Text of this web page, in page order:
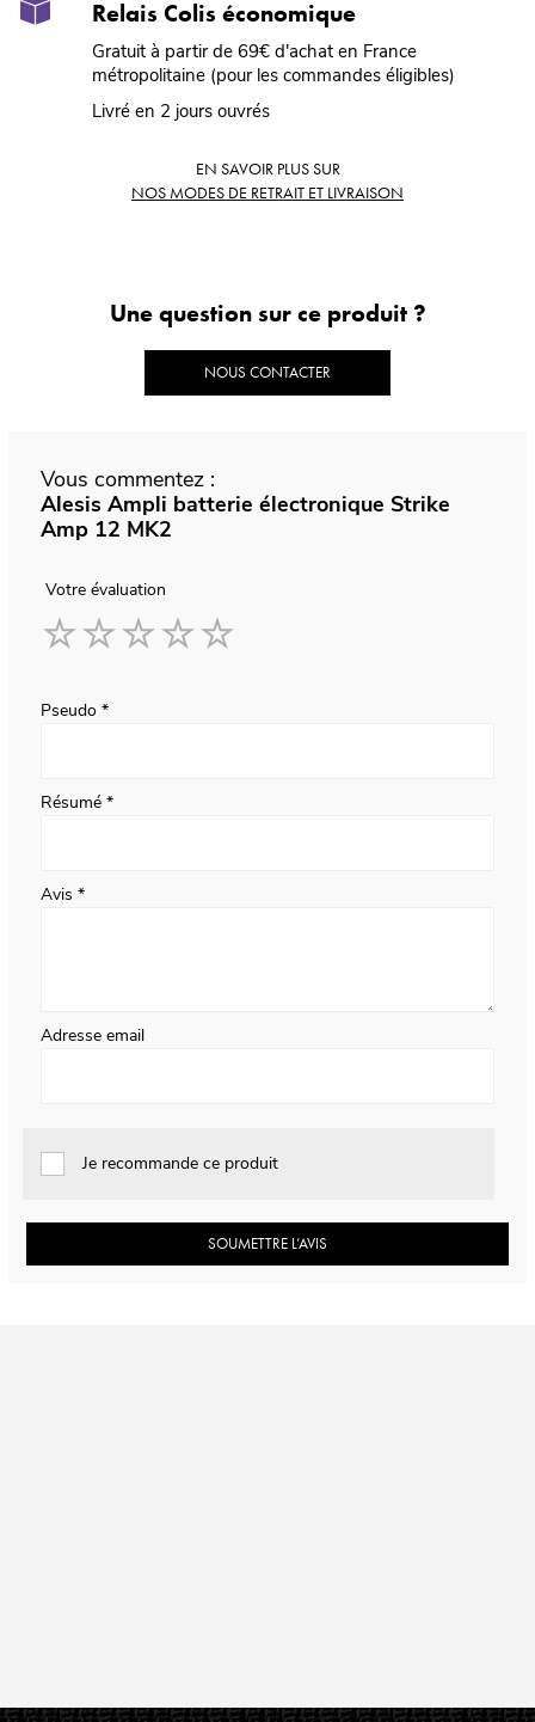
Relais Colis économique
Gratuit à partir de 69€ d'achat en France
métropolitaine (pour les commandes éligibles)
Livré en 2 jours ouvrés
EN SAVOIR PLUS SUR
NOS MODES DE RETRAIT ET LIVRAISON
Une question sur ce produit ?
NOUS CONTACTER
Vous commentez :
Alesis Ampli batterie électronique Strike
Amp 12 MK2
Votre évaluation
Pseudo
Résumé
Avis
Adresse email
Je recommande ce produit
SOUMETTRE L’AVIS